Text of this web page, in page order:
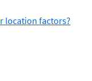
location factors?